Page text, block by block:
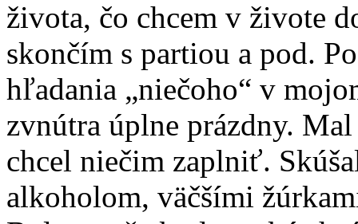
života, čo chcem v živote
skončím s partiou a pod.
hľadania „niečoho“ v
zvnútra úplne prázdny.
chcel niečim zaplniť.
alkoholom, väčšími